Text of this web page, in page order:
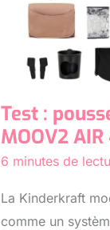
Test :
MOOV2 AIR
6 minutes de
La Kinderkraft
comme un